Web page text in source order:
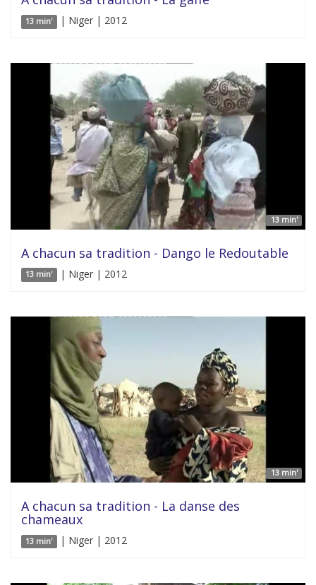
13 min' | Niger | 2012
13 min'
A chacun sa tradition - Dango le Redoutable
13 min' | Niger | 2012
13 min'
A chacun sa tradition - La danse des
chameaux
13 min' | Niger | 2012